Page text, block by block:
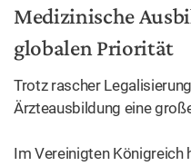
Medizinische
globalen Priorität
Trotz rascher
Ärzteausbildung eine
Im Vereinigten Königreich